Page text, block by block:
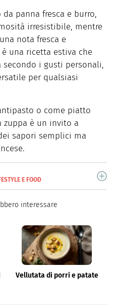
panna fresca e burro,
irresistibile, mentre
nota fresca e
una ricetta estiva che
secondo i gusti personali,
per qualsiasi
o come piatto
zuppa è un invito a
sapori semplici ma
E FOOD
da anni di cucina e
interessare
Vellutata di porri e patate